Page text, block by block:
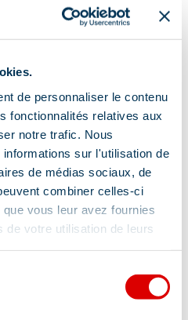
de personnaliser le contenu
fonctionnalités relatives aux
notre trafic. Nous
sur l'utilisation de
de médias sociaux, de
combiner celles-ci
vous leur avez fournies
de votre utilisation de leurs